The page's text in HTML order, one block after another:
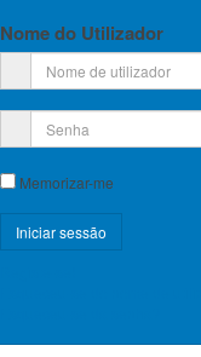
Nome do Utilizador
Memorizar-me